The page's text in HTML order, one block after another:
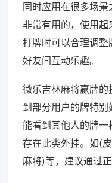
同时应用在很多场
非常有用的，使用
打牌时可以合理调
好友间互动乐趣。
微乐吉林麻将赢牌
到部分用户的牌特
能看到其他人的牌
存在此类外挂。如(
麻将)等，建议通过